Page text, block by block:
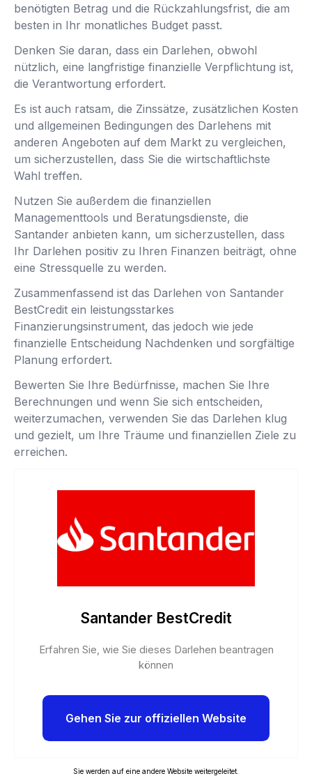
benötigten Betrag und die Rückzahlungsfrist, die am
besten in Ihr monatliches Budget passt.
Denken Sie daran, dass ein Darlehen, obwohl
nützlich, eine langfristige finanzielle Verpflichtung ist,
die Verantwortung erfordert.
Es ist auch ratsam, die Zinssätze, zusätzlichen Kosten
und allgemeinen Bedingungen des Darlehens mit
anderen Angeboten auf dem Markt zu vergleichen,
um sicherzustellen, dass Sie die wirtschaftlichste
Wahl treffen.
Nutzen Sie außerdem die finanziellen
Managementtools und Beratungsdienste, die
Santander anbieten kann, um sicherzustellen, dass
Ihr Darlehen positiv zu Ihren Finanzen beiträgt, ohne
eine Stressquelle zu werden.
Zusammenfassend ist das Darlehen von Santander
BestCredit ein leistungsstarkes
Finanzierungsinstrument, das jedoch wie jede
finanzielle Entscheidung Nachdenken und sorgfältige
Planung erfordert.
Bewerten Sie Ihre Bedürfnisse, machen Sie Ihre
Berechnungen und wenn Sie sich entscheiden,
weiterzumachen, verwenden Sie das Darlehen klug
und gezielt, um Ihre Träume und finanziellen Ziele zu
erreichen.
Santander BestCredit
Erfahren Sie, wie Sie dieses Darlehen beantragen
können
Gehen Sie zur offiziellen Website
Sie werden auf eine andere Website weitergeleitet.